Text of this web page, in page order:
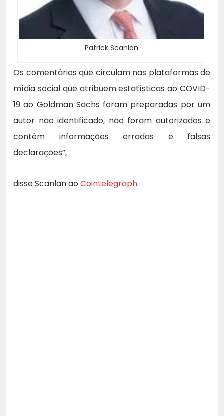
Patrick Scanlan
Os comentários que circulam nas plataformas de
mídia social que atribuem estatísticas ao COVID-
19 ao Goldman Sachs foram preparadas por um
autor não identificado, não foram autorizados e
contêm informações erradas e falsas
declarações”,
disse Scanlan ao Cointelegraph.